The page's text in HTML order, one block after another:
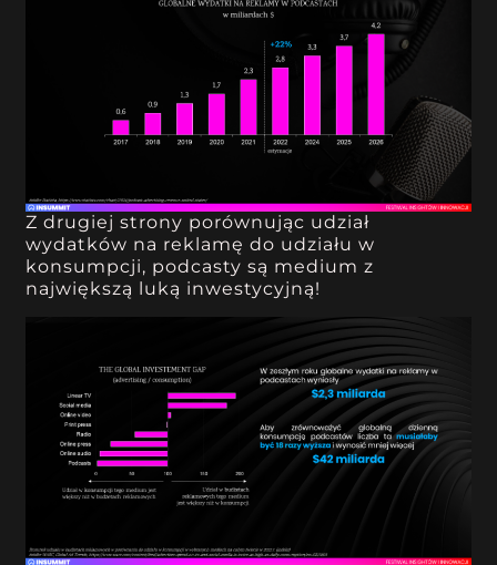
Z drugiej strony porównując udział
wydatków na reklamę do udziału w
konsumpcji, podcasty są medium z
największą luką inwestycyjną!